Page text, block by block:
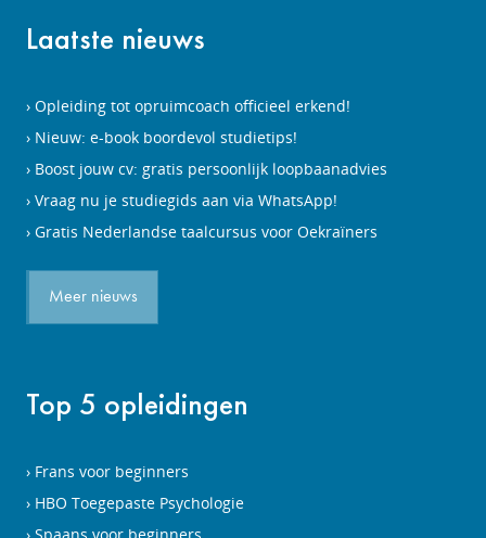
Laatste nieuws
Opleiding tot opruimcoach officieel erkend!
Nieuw: e-book boordevol studietips!
Boost jouw cv: gratis persoonlijk loopbaanadvies
Vraag nu je studiegids aan via WhatsApp!
Gratis Nederlandse taalcursus voor Oekraïners
Meer nieuws
Top 5 opleidingen
Frans voor beginners
HBO Toegepaste Psychologie